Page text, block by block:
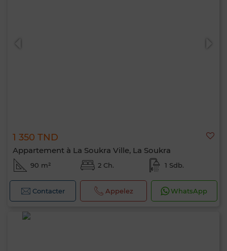
1 350 TND
Appartement à La Soukra Ville, La Soukra
90 m² 2 Ch. 1 Sdb.
Contacter Appelez WhatsApp